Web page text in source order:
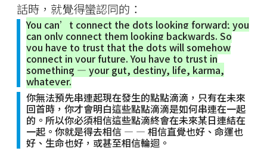
話時，就覺得蠻認同的：
You can’t connect the dots looking forward; you
can only connect them looking backwards. So
you have to trust that the dots will somehow
connect in your future. You have to trust in
something — your gut, destiny, life, karma,
whatever.
你無法預先串連起現在發生的點點滴滴，只有在未來
回首時，你才會明白這些點點滴滴是如何串連在一起
的。所以你必須相信這些點滴終會在未來某日連結在
一起。你就是得去相信 — — 相信直覺也好、命運也
好、生命也好，或甚至相信輪迴。